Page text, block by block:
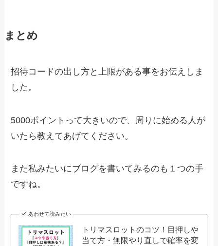
まとめ
招待コードの出し方と上限がある事をお伝えしま
した。
5000ポイントって大きいので、周りに始める人が
いたら教えてあげてください。
また私みたいにブログを書いてみるのも１つの手
ですね。
あわせて読みたい
トリマスロットのコツ！目押しや
当て方・無限やり直しで確率を変